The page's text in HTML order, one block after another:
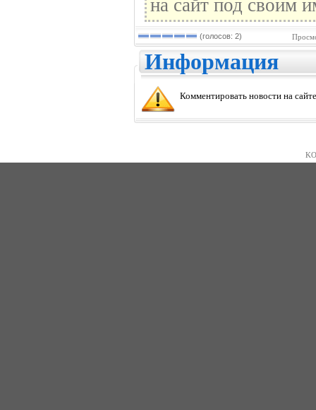
на сайт под своим
(голосов: 2)
Информация
Комментировать новости на